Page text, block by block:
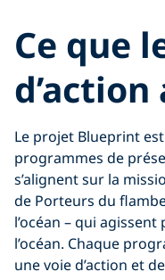
Ce que
Le projet Blueprint
programmes de
s’alignent sur la
de Porteurs du
l’océan – qui
l’océan. Chaque
une voie d’action et